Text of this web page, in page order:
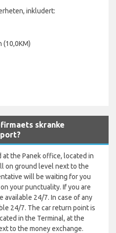
inkludert:
(10,0KM)
skranke
the Panek office, located in
on ground level next to the
will be waiting for you
your punctuality. If you are
available 24/7. In case of any
24/7. The car return point is
in the Terminal, at the
to the money exchange.